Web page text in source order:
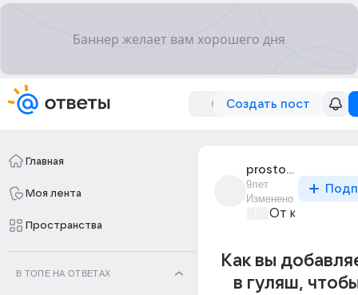
Создать пост
Главная
Моя лента
Пространства
В ТОПЕ НА ОТВЕТАХ
prosto_varia_5
9лет
Изменено
От колыбели
Как вы
в гуляш,